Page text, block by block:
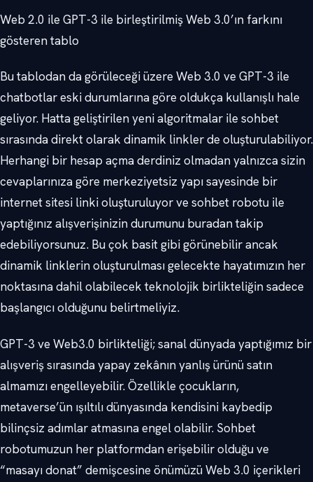
Web 2.0 ile GPT-3 ile birleştirilmiş Web 3.0’ın farkını
gösteren tablo
Bu tablodan da görüleceği üzere Web 3.0 ve GPT-3 ile
chatbotlar eski durumlarına göre oldukça kullanışlı hale
geliyor. Hatta geliştirilen yeni algoritmalar ile sohbet
sırasında direkt olarak dinamik linkler de oluşturulabiliyor.
Herhangi bir hesap açma derdiniz olmadan yalnızca sizin
cevaplarınıza göre merkeziyetsiz yapı sayesinde bir
internet sitesi linki oluşturuluyor ve sohbet robotu ile
yaptığınız alışverişinizin durumunu buradan takip
edebiliyorsunuz. Bu çok basit gibi görünebilir ancak
dinamik linklerin oluşturulması gelecekte hayatımızın her
noktasına dahil olabilecek teknolojik birlikteliğin sadece
başlangıcı olduğunu belirtmeliyiz.
GPT-3 ve Web3.0 birlikteliği; sanal dünyada yaptığımız bir
alışveriş sırasında yapay zekânın yanlış ürünü satın
almamızı engelleyebilir. Özellikle çocukların,
metaverse’ün ışıltılı dünyasında kendisini kaybedip
bilinçsiz adımlar atmasına engel olabilir. Sohbet
robotumuzun her platformdan erişebilir olduğu ve
“masayı donat” demişcesine önümüzü Web 3.0 içerikleri